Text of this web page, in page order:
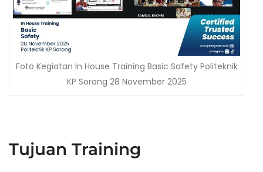
Foto Kegiatan In House Training Basic Safety Politeknik
KP Sorong 28 November 2025
Tujuan Training